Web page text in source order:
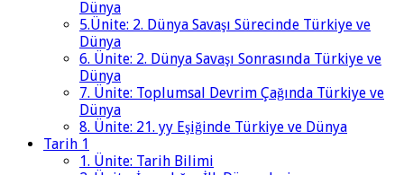
Dünya
5.Ünite: 2. Dünya Savaşı Sürecinde Türkiye ve
Dünya
6. Ünite: 2. Dünya Savaşı Sonrasında Türkiye ve
Dünya
7. Ünite: Toplumsal Devrim Çağında Türkiye ve
Dünya
8. Ünite: 21. yy Eşiğinde Türkiye ve Dünya
Tarih 1
1. Ünite: Tarih Bilimi